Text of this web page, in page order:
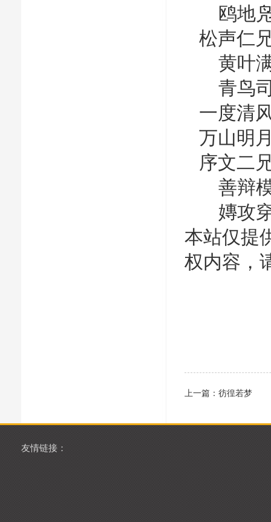
鸥地凫
松声仁
黄叶满
青鸟司
一度清
万山明
序文二
善辩模
嫥攻穿
本站仅提
权内容，
上一篇： 彷徨若梦
友情链接：